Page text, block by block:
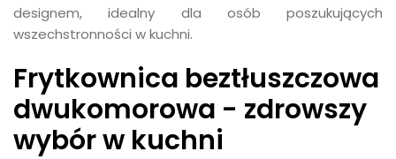
designem, idealny dla osób poszukujących
wszechstronności w kuchni.
Frytkownica beztłuszczowa
dwukomorowa - zdrowszy
wybór w kuchni